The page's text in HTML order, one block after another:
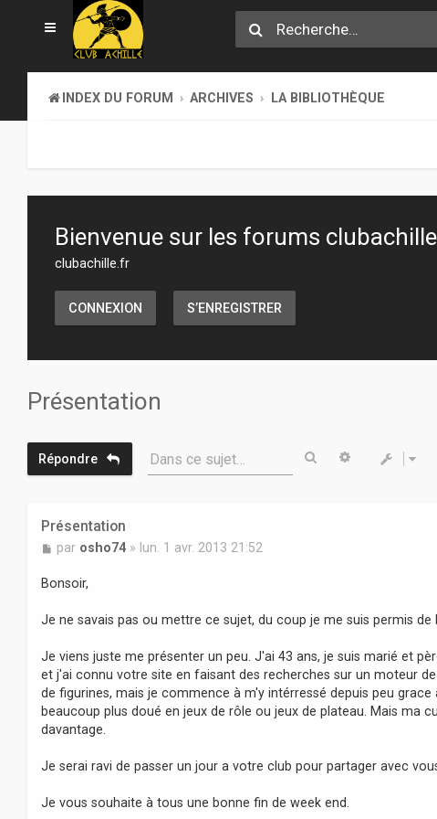
INDEX DU FORUM ARCHIVES LA BIBLIOTHÈQUE
Bienvenue sur les forums
clubachille.fr
CONNEXION S’ENREGISTRER
Présentation
Répondre Dans ce sujet… RechercherRecherche
Présentation
M
s
s
g
par osho74» lun. 1 avr. 2013 21:52
Bonsoir,
Je ne savais pas ou mettre ce sujet, du coup je me suis permis de
Je viens juste me présenter un peu. J'ai 43 ans, je suis marié et
et j'ai connu votre site en faisant des recherches sur un moteur
de figurines, mais je commence à m'y intérressé depuis peu grace
beaucoup plus doué en jeux de rôle ou jeux de plateau. Mais ma
davantage.
Je serai ravi de passer un jour a votre club pour partager avec
Je vous souhaite à tous une bonne fin de week end.